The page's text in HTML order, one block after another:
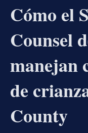
Cómo el
Counsel
manejan
de
County